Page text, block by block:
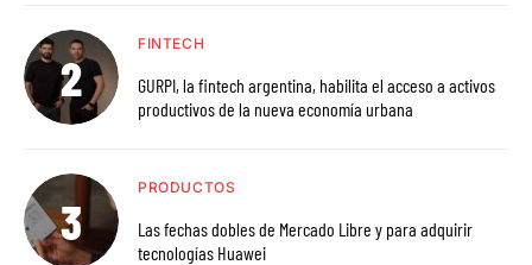
FINTECH
GURPI, la fintech argentina, habilita el acceso a activos
productivos de la nueva economía urbana
PRODUCTOS
Las fechas dobles de Mercado Libre y para adquirir
tecnologías Huawei